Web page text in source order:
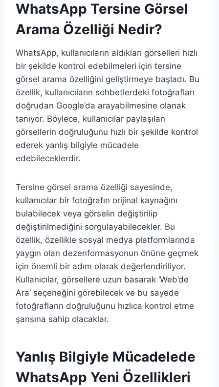
WhatsApp Tersine Görsel
Arama Özelliği Nedir?
WhatsApp, kullanıcıların aldıkları görselleri hızlı
bir şekilde kontrol edebilmeleri için tersine
görsel arama özelliğini geliştirmeye başladı. Bu
özellik, kullanıcıların sohbetlerdeki fotoğrafları
doğrudan Google’da arayabilmesine olanak
tanıyor. Böylece, kullanıcılar paylaşılan
görsellerin doğruluğunu hızlı bir şekilde kontrol
ederek yanlış bilgiyle mücadele
edebileceklerdir.
Tersine görsel arama özelliği sayesinde,
kullanıcılar bir fotoğrafın orijinal kaynağını
bulabilecek veya görselin değiştirilip
değiştirilmediğini sorgulayabilecekler. Bu
özellik, özellikle sosyal medya platformlarında
yaygın olan dezenformasyonun önüne geçmek
için önemli bir adım olarak değerlendiriliyor.
Kullanıcılar, görsellere uzun basarak ‘Web’de
Ara’ seçeneğini görebilecek ve bu sayede
fotoğrafların doğruluğunu hızlıca kontrol etme
şansına sahip olacaklar.
Yanlış Bilgiyle Mücadelede
WhatsApp Yeni Özellikleri